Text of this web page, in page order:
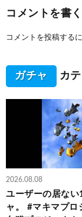
コメントを書く
コメントを投稿する
ガチャ カ
2026.08.08
ユーザーの居な
ャ。 #マキマプロ